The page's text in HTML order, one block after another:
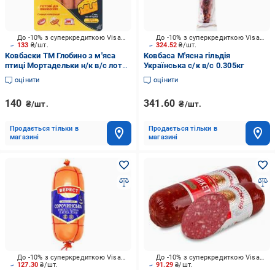
133 ₴/шт.
До -10% з суперкредиткою Visa Вигода
Ковбаски ТМ Глобино з м'яса
птиці Мортадельки н/к в/с лоток
250г
оцінити
140 ₴/шт.
Продається тільки в
магазині
324.52₴/шт.
До -10% з суперкредиткою Visa Вигода
Ковбаса М'ясна гільдія
Українська с/к в/с 0.305кг
оцінити
341.60 ₴/шт.
Продається тільки в
магазині
127.30₴/шт.
До -10% з суперкредиткою Visa Вигода
91.29₴/шт.
До -10% з суперкредиткою Visa Вигода